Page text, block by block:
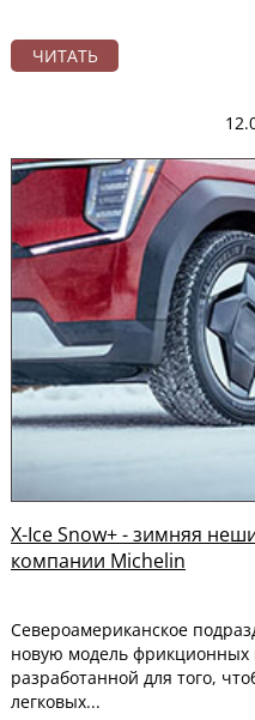
ЧИТАТЬ
X-Ice Snow+ - зимняя
компании Michelin
Североамериканское
новую модель фрикционных
разработанной для того,
легковых...